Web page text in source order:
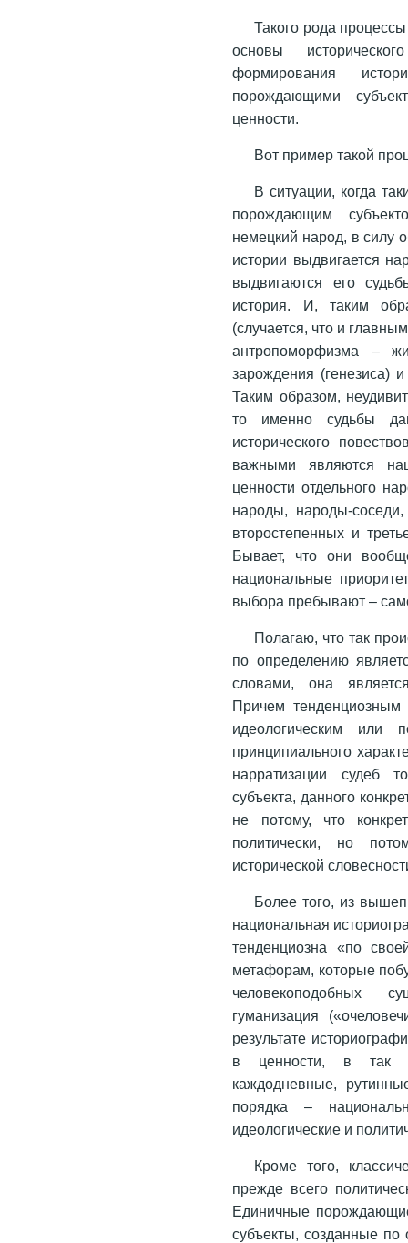
Такого рода
основы
формирования
порождающими
ценности.
Вот пример такой
В ситуации, когда
порождающим
немецкий народ, в силу
истории выдвигается
выдвигаются его
история. И, таким
(случается, что и
антропоморфизма –
зарождения (генезиса)
Таким образом,
то именно судьбы
исторического
важными являются
ценности отдельного
народы, народы-
второстепенных и
Бывает, что они
национальные
выбора пребывают –
Полагаю, что так
по определению
словами, она
Причем тенденциозным
идеологическим или
принципиального
нарратизации судеб
субъекта, данного
не потому, что
политически, но
исторической
Более того, из
национальная
тенденциозна «по
метафорам, которые
человекоподобных
гуманизация
результате
в ценности, в так
каждодневные,
порядка –
идеологические и
Кроме того,
прежде всего
Единичные
субъекты, созданные по